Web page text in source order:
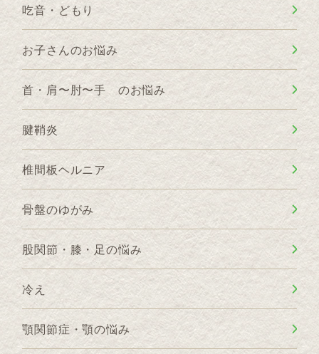
吃音・どもり
お子さんのお悩み
首・肩〜肘〜手 のお悩み
腱鞘炎
椎間板ヘルニア
骨盤のゆがみ
股関節・膝・足の悩み
冷え
顎関節症・顎の悩み